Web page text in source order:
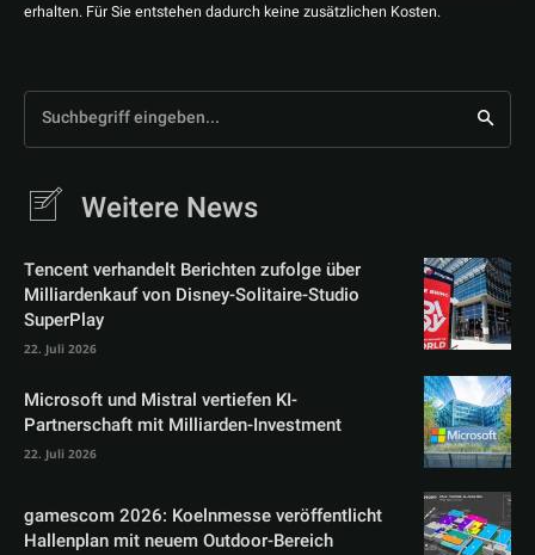
erhalten. Für Sie entstehen dadurch keine zusätzlichen Kosten.
Suchbegriff eingeben...
Weitere News
Tencent verhandelt Berichten zufolge über
Milliardenkauf von Disney-Solitaire-Studio
SuperPlay
22. Juli 2026
Microsoft und Mistral vertiefen KI-
Partnerschaft mit Milliarden-Investment
22. Juli 2026
gamescom 2026: Koelnmesse veröffentlicht
Hallenplan mit neuem Outdoor-Bereich